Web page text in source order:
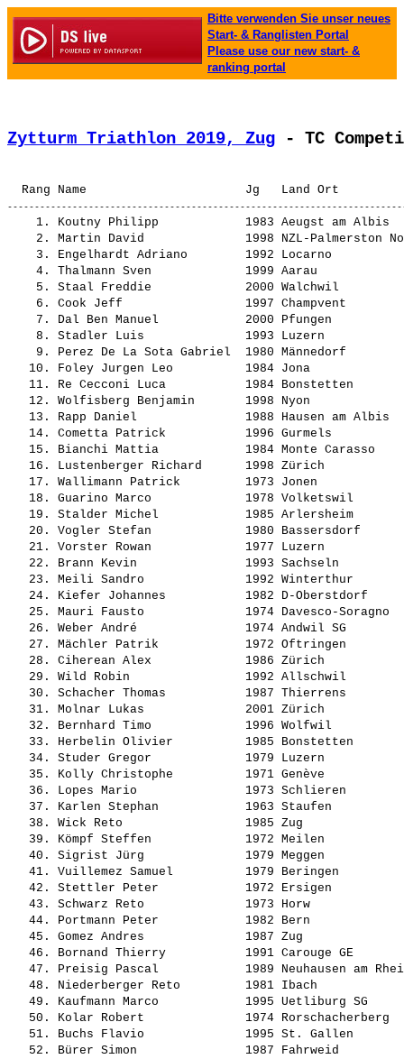
Bitte verwenden Sie unser neues
Start- & Ranglisten Portal
Please use our new start- &
ranking portal
Zytturm Triathlon 2019, Zug - TC
    1.
Koutny Philipp
1983 Aeugst am
    2.
Martin David
1998 NZL-
    3.
Engelhardt Adriano
1992 Locarno
    4.
Thalmann Sven
1999 Aarau
    5.
Staal Freddie
2000 Walchwil
    6.
Cook Jeff
1997 Champvent
    7.
Dal Ben Manuel
2000 Pfungen
    8.
Stadler Luis
1993 Luzern
    9.
Perez De La Sota Gabriel
1980 Männedorf
   10.
Foley Jurgen Leo
1984 Jona
   11.
Re Cecconi Luca
1984 Bonstetten
   12.
Wolfisberg Benjamin
1998 Nyon
   13.
Rapp Daniel
1988 Hausen am
   14.
Cometta Patrick
1996 Gurmels
   15.
Bianchi Mattia
1984 Monte
   16.
Lustenberger Richard
1998 Zürich
   17.
Wallimann Patrick
1973 Jonen
   18.
Guarino Marco
1978 Volketswil
   19.
Stalder Michel
1985 Arlersheim
   20.
Vogler Stefan
1980 Bassersdorf
   21.
Vorster Rowan
1977 Luzern
   22.
Brann Kevin
1993 Sachseln
   23.
Meili Sandro
1992 Winterthur
   24.
Kiefer Johannes
1982 D-Oberstdorf
   25.
Mauri Fausto
1974 Davesco-
   26.
Weber André
1974 Andwil SG
   27.
Mächler Patrik
1972 Oftringen
   28.
Ciherean Alex
1986 Zürich
   29.
Wild Robin
1992 Allschwil
   30.
Schacher Thomas
1987 Thierrens
   31.
Molnar Lukas
2001 Zürich
   32.
Bernhard Timo
1996 Wolfwil
   33.
Herbelin Olivier
1985 Bonstetten
   34.
Studer Gregor
1979 Luzern
   35.
Kolly Christophe
1971 Genève
   36.
Lopes Mario
1973 Schlieren
   37.
Karlen Stephan
1963 Staufen
   38.
Wick Reto
1985 Zug
   39.
Kömpf Steffen
1972 Meilen
   40.
Sigrist Jürg
1979 Meggen
   41.
Vuillemez Samuel
1979 Beringen
   42.
Stettler Peter
1972 Ersigen
   43.
Schwarz Reto
1973 Horw
   44.
Portmann Peter
1982 Bern
   45.
Gomez Andres
1987 Zug
   46.
Bornand Thierry
1991 Carouge GE
   47.
Preisig Pascal
1989 Neuhausen
   48.
Niederberger Reto
1981 Ibach
   49.
Kaufmann Marco
1995 Uetliburg
   50.
Kolar Robert
1974
   51.
Buchs Flavio
1995 St. Gallen
   52.
Bürer Simon
1987 Fahrweid